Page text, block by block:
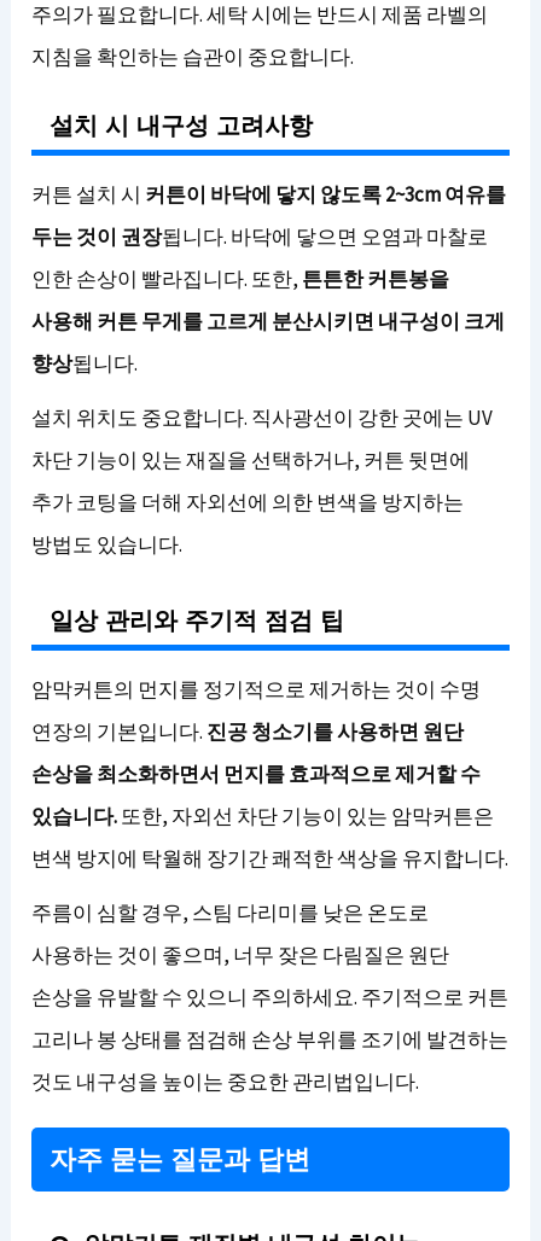
주의가 필요합니다. 세탁 시에는 반드시 제품 라벨의
지침을 확인하는 습관이 중요합니다.
설치 시 내구성 고려사항
커튼 설치 시 커튼이 바닥에 닿지 않도록 2~3cm 여유를
두는 것이 권장됩니다. 바닥에 닿으면 오염과 마찰로
인한 손상이 빨라집니다. 또한, 튼튼한 커튼봉을
사용해 커튼 무게를 고르게 분산시키면 내구성이 크게
향상됩니다.
설치 위치도 중요합니다. 직사광선이 강한 곳에는 UV
차단 기능이 있는 재질을 선택하거나, 커튼 뒷면에
추가 코팅을 더해 자외선에 의한 변색을 방지하는
방법도 있습니다.
일상 관리와 주기적 점검 팁
암막커튼의 먼지를 정기적으로 제거하는 것이 수명
연장의 기본입니다. 진공 청소기를 사용하면 원단
손상을 최소화하면서 먼지를 효과적으로 제거할 수
있습니다.또한, 자외선 차단 기능이 있는 암막커튼은
변색 방지에 탁월해 장기간 쾌적한 색상을 유지합니다.
주름이 심할 경우, 스팀 다리미를 낮은 온도로
사용하는 것이 좋으며, 너무 잦은 다림질은 원단
손상을 유발할 수 있으니 주의하세요. 주기적으로 커튼
고리나 봉 상태를 점검해 손상 부위를 조기에 발견하는
것도 내구성을 높이는 중요한 관리법입니다.
자주 묻는 질문과 답변